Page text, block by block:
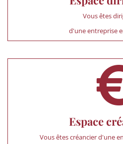
Vous êtes
d'une entreprise
Espace
Vous êtes créancier d'une